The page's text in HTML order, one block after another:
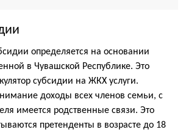
определяется на основании
в Чувашской Республике. Это
субсидии на ЖКХ услуги.
доходы всех членов семьи, с
имеется родственные связи. Это
претенденты в возрасте до 18